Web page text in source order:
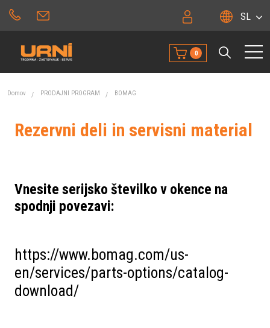
SL
0
Domov PRODAJNI PROGRAM BOMAG
Rezervni deli in servisni material
Vnesite serijsko številko v okence na
spodnji povezavi:
https://www.bomag.com/us-
en/services/parts-options/catalog-
download/